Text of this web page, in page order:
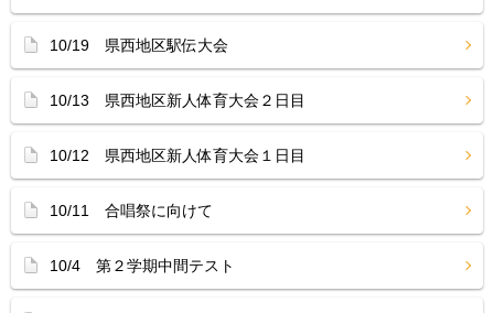
10/19 県西地区駅伝大会
10/13 県西地区新人体育大会２日目
10/12 県西地区新人体育大会１日目
10/11 合唱祭に向けて
10/4 第２学期中間テスト